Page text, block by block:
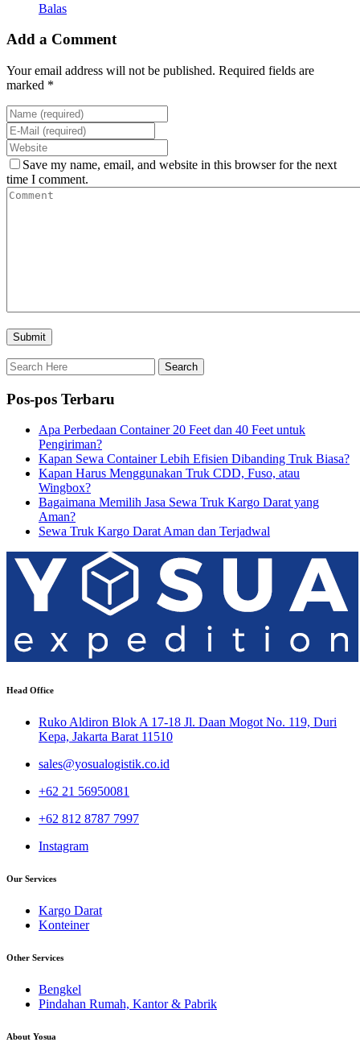
Balas
Add a Comment
Your email address will not be published. Required fields are
marked *
Save my name, email, and website in this browser for the next
time I comment.
Pos-pos Terbaru
Apa Perbedaan Container 20 Feet dan 40 Feet untuk
Pengiriman?
Kapan Sewa Container Lebih Efisien Dibanding Truk Biasa?
Kapan Harus Menggunakan Truk CDD, Fuso, atau
Wingbox?
Bagaimana Memilih Jasa Sewa Truk Kargo Darat yang
Aman?
Sewa Truk Kargo Darat Aman dan Terjadwal
Head Office
Ruko Aldiron Blok A 17-18 Jl. Daan Mogot No. 119, Duri
Kepa, Jakarta Barat 11510
sales@yosualogistik.co.id
+62 21 56950081
+62 812 8787 7997
Instagram
Our Services
Kargo Darat
Konteiner
Other Services
Bengkel
Pindahan Rumah, Kantor & Pabrik
About Yosua